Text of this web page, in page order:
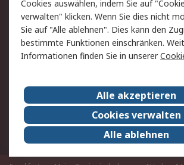
Cookie-Richtlinie
Copyright/Impressum
Über RS
Karriere bei RS
Qualität/Umwelt/ZertifikatePresse-
Event-Center
Cookies auswählen, indem Sie auf
verwalten" klicken. Wenn Sie dies nicht
Sie auf "Alle ablehnen". Dies kann den
bestimmte Funktionen einschränken.
Informationen finden Sie in unserer
Alle akzeptieren
Cookies verwalten
Alle ablehnen